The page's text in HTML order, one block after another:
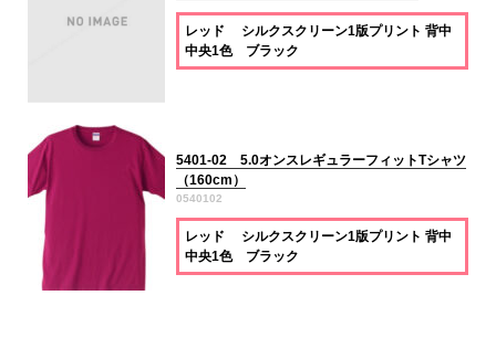
レッド シルクスクリーン1版プリント 背中
中央1色 ブラック
5401-02 5.0オンスレギュラーフィットTシャツ
（160cm）
0540102
レッド シルクスクリーン1版プリント 背中
中央1色 ブラック